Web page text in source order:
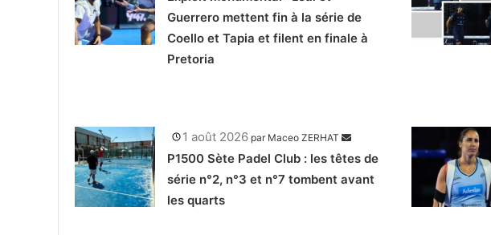
Guerrero mettent fin à la série de
Coello et Tapia et filent en finale à
Pretoria
1 août 2026 par Maceo ZERHAT
P1500 Sète Padel Club : les têtes de
série n°2, n°3 et n°7 tombent avant
les quarts